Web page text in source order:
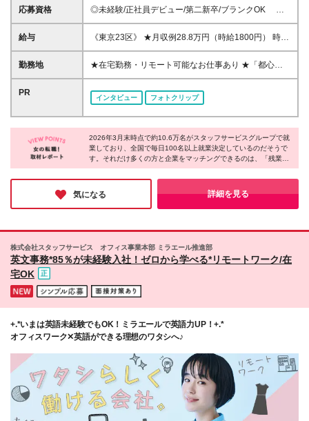
応募資格
◎未経験/正社員デビュー/第二新卒/ブランクOK ◎
高卒以上 ※紹介予定派遣について：就業先決定後、平
均3か月・最長6か月派遣社員として勤務した後、派遣
です！ 《こんな方にピッタリです！》 ■未経験から事
務デビューしたい ■大手企業の正社員になりたい ■残
仕事がしたい など ※「自分にどんな仕事が向いてい
のお仕事をご紹介します♪
給与
《東京23区》 ★月収例28.8万円（時給1800円） 時給
1400円～2000円 《東京23区以外》 ★月収例24.8万
円（時給1550円） 時給1250円～1750円 《関東（東
1500円） 時給1050円～1600円 《関西》 ★月収例
1090円～1450円 《四国》 時給1050円～1450円 《九
州・沖縄》 時給1060円～1450円 ※時給額はスキルや
経験、勤務地、派遣先により異なります。 ※残業代は
り替え後の年収は、雇用先の企業に準じます。
勤務地
★在宅勤務・リモート可能なお仕事あり ★「都心で
働きたい」「最寄りのエリアで働きたい」など希望を
考慮 ★転居を伴う転勤なし/U・Iターン歓迎 全国47都
道府県の派遣先にて勤務いただきます。
PR
インタビュー フォトクリップ
2026年3月末時点で約10.6万名がスタッフサービスグループで就
業しており、全国で毎日100名以上就業決定しているのだそうで
す。それだけ多くの方と企業をマッチングできるのは、「残業な
しがいい」「在宅で働きたい」など一人ひとりの理想を形にして
いるから。希望の職場で多くの方がのびのびと活躍している事実
にサポート体制の厚さを感じました。自分らしく働ける環境を探
している方は登録してみてはいかがでしょうか♪
気になる 詳細を見る
株式会社スタッフサービス オフィス事業本部 ミラエール推進部
英文事務*85％が未経験入社！ゼロから学べる*リモートワーク/在
宅OK
+.*いまは英語未経験でもOK！ミラエールで英語力UP！+.*
オフィスワーク✕英語ができる理想のワタシへ♪